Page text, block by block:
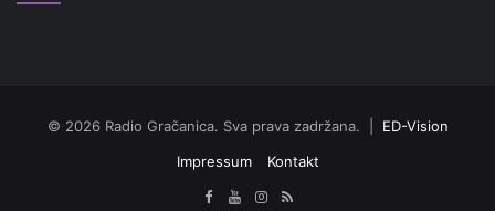
© 2026 Radio Gračanica. Sva prava zadržana. | ED-Vision
Impressum
Kontakt